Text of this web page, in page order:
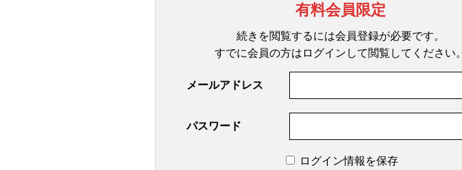
有料会員限定
続きを閲覧するには会員登録が必要です。
すでに会員の方は ログインして閲覧してください。
メールアドレス
パスワード
ログイン情報を保存